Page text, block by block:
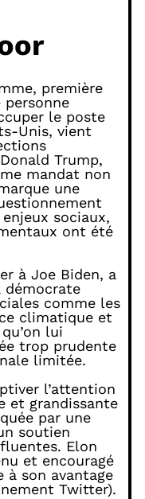
première
personne
le poste
Unis, vient
Trump,
mandat non
une
sociaux,
ont été
à Joe Biden, a
démocrate
comme les
climatique et
lui
trop prudente
limitée.
l’attention
et grandissante
par une
soutien
Elon
et encouragé
son avantage
Twitter).